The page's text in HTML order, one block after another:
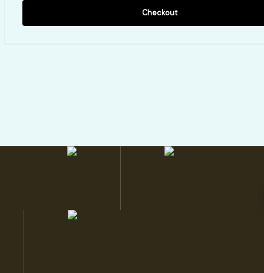
Checkout